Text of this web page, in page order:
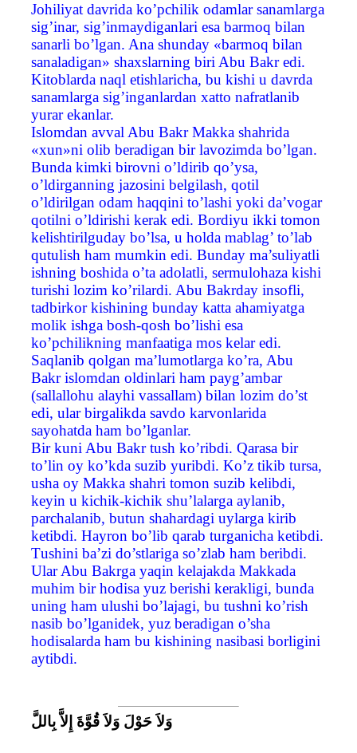
Johiliyat davrida ko’pchilik odamlar sanamlarga
sig’inar, sig’inmaydiganlari esa barmoq bilan
sanarli bo’lgan. Ana shunday «barmoq bilan
sanaladigan» shaxslarning biri Abu Bakr edi.
Kitoblarda naql etishlaricha, bu kishi u davrda
sanamlarga sig’inganlardan xatto nafratlanib
yurar ekanlar.
Islomdan avval Abu Bakr Makka shahrida
«xun»ni olib beradigan bir lavozimda bo’lgan.
Bunda kimki birovni o’ldirib qo’ysa,
o’ldirganning jazosini belgilash, qotil
o’ldirilgan odam haqqini to’lashi yoki da’vogar
qotilni o’ldirishi kerak edi. Bordiyu ikki tomon
kelishtirilguday bo’lsa, u holda mablag’ to’lab
qutulish ham mumkin edi. Bunday ma’suliyatli
ishning boshida o’ta adolatli, sermulohaza kishi
turishi lozim ko’rilardi. Abu Bakrday insofli,
tadbirkor kishining bunday katta ahamiyatga
molik ishga bosh-qosh bo’lishi esa
ko’pchilikning manfaatiga mos kelar edi.
Saqlanib qolgan ma’lumotlarga ko’ra, Abu
Bakr islomdan oldinlari ham payg’ambar
(sallallohu alayhi vassallam) bilan lozim do’st
edi, ular birgalikda savdo karvonlarida
sayohatda ham bo’lganlar.
Bir kuni Abu Bakr tush ko’ribdi. Qarasa bir
to’lin oy ko’kda suzib yuribdi. Ko’z tikib tursa,
usha oy Makka shahri tomon suzib kelibdi,
keyin u kichik-kichik shu’lalarga aylanib,
parchalanib, butun shahardagi uylarga kirib
ketibdi. Hayron bo’lib qarab turganicha ketibdi.
Тushini ba’zi do’stlariga so’zlab ham beribdi.
Ular Abu Bakrga yaqin kelajakda Makkada
muhim bir hodisa yuz berishi kerakligi, bunda
uning ham ulushi bo’lajagi, bu tushni ko’rish
nasib bo’lganidek, yuz beradigan o’sha
hodisalarda ham bu kishining nasibasi borligini
aytibdi.
وَلاَ حَوْلَ وَلاَ قُوَّةَ إِلاَّ بِاللَّ